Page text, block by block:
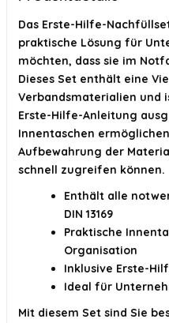
Das Erste-Hilfe-Nachfüllset
praktische Lösung für
möchten, dass sie im
Dieses Set enthält eine
Verbandsmaterialien und
Erste-Hilfe-Anleitung
Innentaschen
Aufbewahrung der
schnell zugreifen können.
Enthält alle
DIN 13169
Praktische
Organisation
Inklusive Erste-
Ideal für
Mit diesem Set sind Sie